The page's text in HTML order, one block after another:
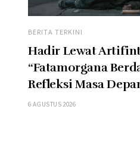
BERITA TERKINI
Hadir Lewat
“Fatamorgana
Refleksi Masa
6 AGUSTUS 2026